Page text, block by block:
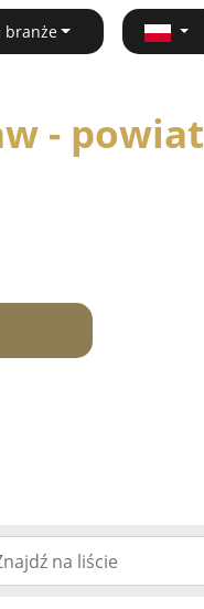
branże
- powiat